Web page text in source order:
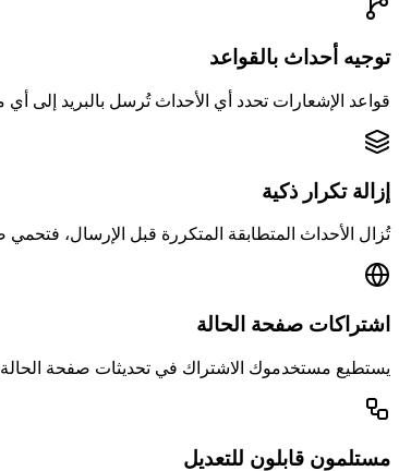
توجيه أحداث بالقواعد
قواعد الإشعارات تحدد أي الأحداث تُرسل بالبريد إلى
إزالة تكرار ذكية
تُزال الأحداث المتطابقة المتكررة قبل الإرسال، فتحمي
اشتراكات صفحة الحالة
يستطيع مستخدموك الاشتراك في تحديثات صفحة الحالة
مستلمون قابلون للتعديل